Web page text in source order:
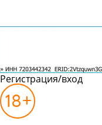
Регистрация/вход